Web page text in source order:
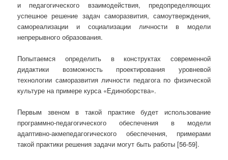
и педагогического взаимодействия, предопределяющих
успешное решение задач саморазвития, самоутверждения,
самореализации и социализации личности в модели
непрерывного образования.
Попытаемся определить в конструктах современной
дидактики возможность проектирования уровневой
технологии саморазвития личности педагога по физической
культуре на примере курса «Единоборства».
Первым звеном в такой практике будет использование
программно-педагогического обеспечения в модели
адаптивно-акмепедагогического обеспечения, примерами
такой практики решения задачи могут быть работы [56-59].